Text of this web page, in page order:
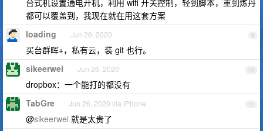
台式机设置通电开机，利用 wifi 开关控制，轻到脚本，重到炼丹
都可以覆盖到，我现在就在用这套方案
9
loading Jun 26, 2020
买台群晖+，私有云，装 git 也行。
10
sikeerwei Jun 26, 2020
dropbox：一个能打的都没有
11
TabGre Jun 26, 2020 via iPhone
@sikeerwei 就是太贵了